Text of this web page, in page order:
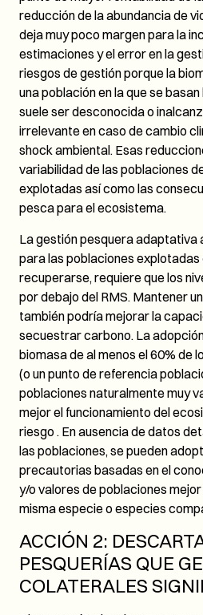
reducción de la abundancia de
deja muy poco margen para la
estimaciones y el error en la
riesgos de gestión porque la
una población en la que se
suele ser desconocida o
irrelevante en caso de cambio
shock ambiental. Esas
variabilidad de las poblaciones
explotadas así como las
pesca para el ecosistema.
La gestión pesquera adaptativa
para las poblaciones
recuperarse, requiere que los
por debajo del RMS. Mantener
también podría mejorar la
secuestrar carbono. La
biomasa de al menos el 60% de
(o un punto de referencia
poblaciones naturalmente muy
mejor el funcionamiento del
riesgo . En ausencia de datos
las poblaciones, se pueden
precautorias basadas en el
y/o valores de poblaciones
misma especie o especies
ACCIÓN 2:
PESQUERÍAS QUE
COLATERALES